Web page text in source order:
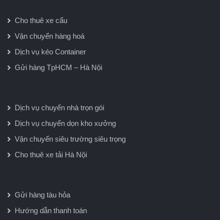
Cho thuê xe cẩu
Vận chuyển hàng hoá
Dịch vụ kéo Container
Gửi hàng TpHCM – Hà Nội
Dịch vụ chuyển nhà trọn gói
Dịch vụ chuyển dọn kho xưởng
Vận chuyển siêu trường siêu trọng
Cho thuê xe tải Hà Nội
Gửi hàng tàu hỏa
Hướng dẫn thanh toán